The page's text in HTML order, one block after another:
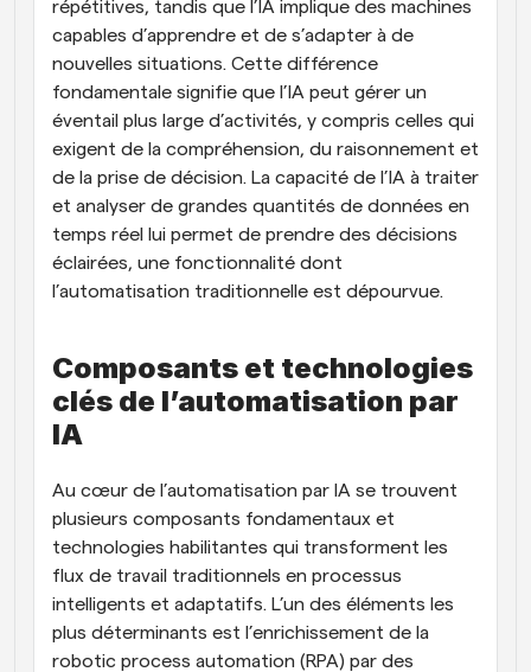
répétitives, tandis que l’IA implique des machines
capables d’apprendre et de s’adapter à de
nouvelles situations. Cette différence
fondamentale signifie que l’IA peut gérer un
éventail plus large d’activités, y compris celles qui
exigent de la compréhension, du raisonnement et
de la prise de décision. La capacité de l’IA à traiter
et analyser de grandes quantités de données en
temps réel lui permet de prendre des décisions
éclairées, une fonctionnalité dont
l’automatisation traditionnelle est dépourvue.
Composants et technologies
clés de l’automatisation par
IA
Au cœur de l’automatisation par IA se trouvent
plusieurs composants fondamentaux et
technologies habilitantes qui transforment les
flux de travail traditionnels en processus
intelligents et adaptatifs. L’un des éléments les
plus déterminants est l’enrichissement de la
robotic process automation (RPA) par des